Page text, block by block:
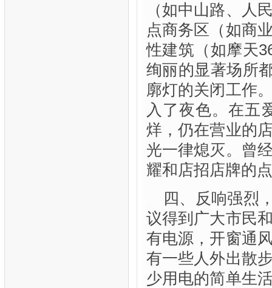
（如中山路、人
点商务区（如商
性建筑（如摩天
绚丽的显著场所
廓灯的关闭工作
入了夜色。在五
烊，仍在营业的
光一律熄灭。曾
耀和店招店牌的
四、反响强烈
议得到广大市民
有电源，开窗通
有一些人外出散
少用电的简单生